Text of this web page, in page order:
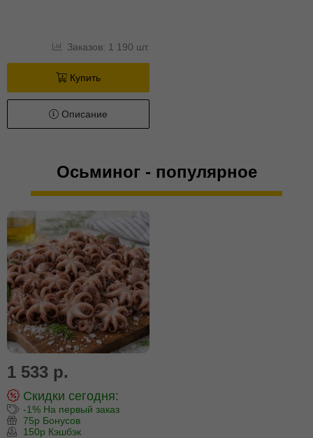
Заказов: 1 190 шт.
Купить
Описание
Осьминог - популярное
1 533 р.
Скидки сегодня:
-1% На первый заказ
75р Бонусов
150р Кэшбэк